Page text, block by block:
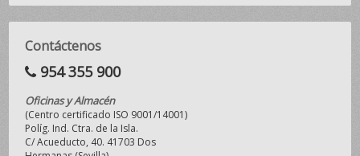
Contáctenos
954 355 900
Oficinas y Almacén
(Centro certificado ISO 9001/14001)
Políg. Ind. Ctra. de la Isla.
C/ Acueducto, 40. 41703 Dos